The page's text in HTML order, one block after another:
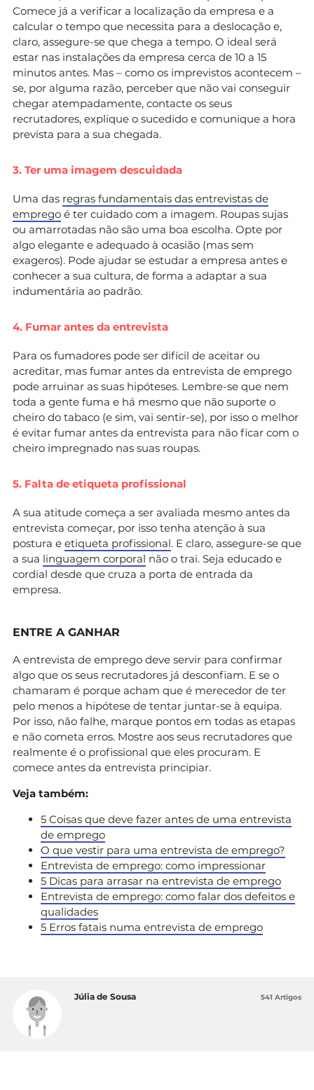
Comece já a verificar a localização da empresa e a
calcular o tempo que necessita para a deslocação e,
claro, assegure-se que chega a tempo. O ideal será
estar nas instalações da empresa cerca de 10 a 15
minutos antes. Mas – como os imprevistos acontecem –
se, por alguma razão, perceber que não vai conseguir
chegar atempadamente, contacte os seus
recrutadores, explique o sucedido e comunique a hora
prevista para a sua chegada.
3. Ter uma imagem descuidada
Uma das regras fundamentais das entrevistas de
emprego é ter cuidado com a imagem. Roupas sujas
ou amarrotadas não são uma boa escolha. Opte por
algo elegante e adequado à ocasião (mas sem
exageros). Pode ajudar se estudar a empresa antes e
conhecer a sua cultura, de forma a adaptar a sua
indumentária ao padrão.
4. Fumar antes da entrevista
Para os fumadores pode ser difícil de aceitar ou
acreditar, mas fumar antes da entrevista de emprego
pode arruinar as suas hipóteses. Lembre-se que nem
toda a gente fuma e há mesmo que não suporte o
cheiro do tabaco (e sim, vai sentir-se), por isso o melhor
é evitar fumar antes da entrevista para não ficar com o
cheiro impregnado nas suas roupas.
5. Falta de etiqueta profissional
A sua atitude começa a ser avaliada mesmo antes da
entrevista começar, por isso tenha atenção à sua
postura e etiqueta profissional. E claro, assegure-se que
a sua linguagem corporal não o trai. Seja educado e
cordial desde que cruza a porta de entrada da
empresa.
ENTRE A GANHAR
A entrevista de emprego deve servir para confirmar
algo que os seus recrutadores já desconfiam. E se o
chamaram é porque acham que é merecedor de ter
pelo menos a hipótese de tentar juntar-se à equipa.
Por isso, não falhe, marque pontos em todas as etapas
e não cometa erros. Mostre aos seus recrutadores que
realmente é o profissional que eles procuram. E
comece antes da entrevista principiar.
Veja também:
5 Coisas que deve fazer antes de uma entrevista
de emprego
O que vestir para uma entrevista de emprego?
Entrevista de emprego: como impressionar
5 Dicas para arrasar na entrevista de emprego
Entrevista de emprego: como falar dos defeitos e
qualidades
5 Erros fatais numa entrevista de emprego
Júlia de Sousa 541 Artigos